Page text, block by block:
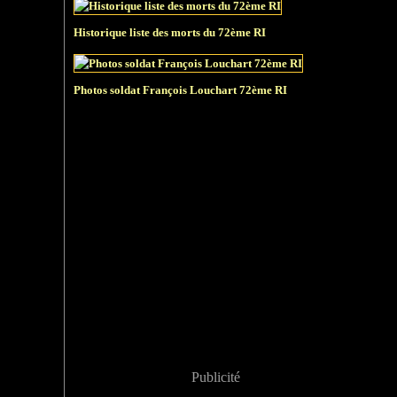
Historique liste des morts du 72ème RI
Photos soldat François Louchart 72ème RI
Publicité